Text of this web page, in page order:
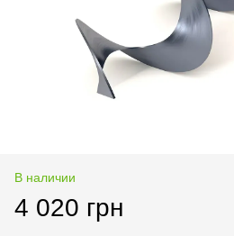
В наличии
4 020 грн